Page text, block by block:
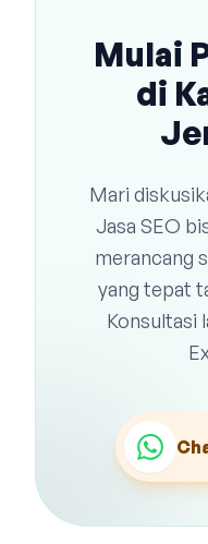
Mulai
di
Mari
Jasa SEO
merancang
yang tepat
Konsultasi